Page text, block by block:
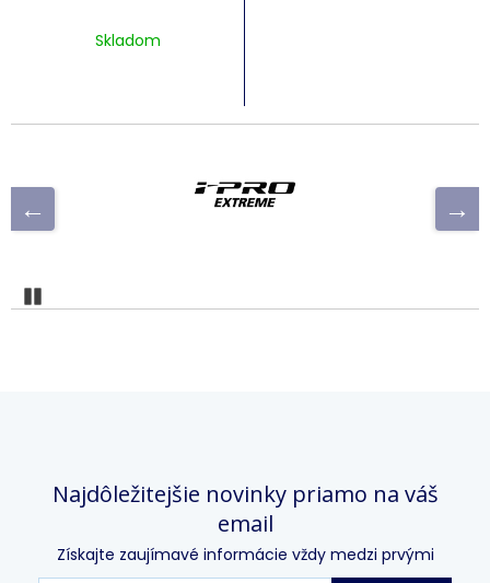
Skladom
Najdôležitejšie novinky priamo na váš
email
Získajte zaujímavé informácie vždy medzi prvými